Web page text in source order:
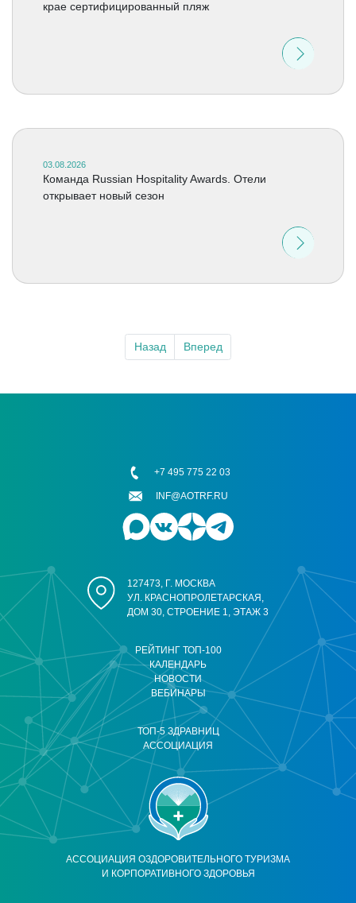
крае сертифицированный пляж
03.08.2026
Команда Russian Hospitality Awards. Отели
открывает новый сезон
Назад Вперед
АССОЦИАЦИЯ ОЗДОРОВИТЕЛЬНОГО ТУРИЗМА
И КОРПОРАТИВНОГО ЗДОРОВЬЯ
РЕЙТИНГ ТОП-100
КАЛЕНДАРЬ
НОВОСТИ
ВЕБИНАРЫ
ТОП-5 ЗДРАВНИЦ
АССОЦИАЦИЯ
127473, Г. МОСКВА
УЛ. КРАСНОПРОЛЕТАРСКАЯ,
ДОМ 30, СТРОЕНИЕ 1, ЭТАЖ 3
+7 495 775 22 03
INF@AOTRF.RU